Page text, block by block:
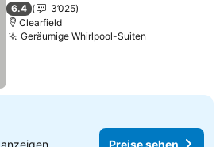
6.4
3’025
Clearfield
Geräumige Whirlpool-Suiten
anzeigen Preise sehen